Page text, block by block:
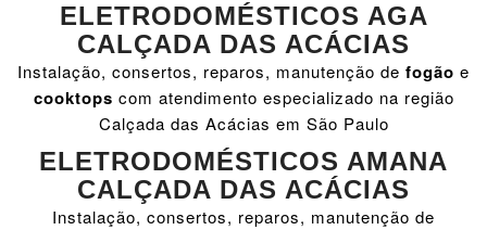
ELETRODOMÉSTICOS AGA
CALÇADA DAS ACÁCIAS
Instalação, consertos, reparos, manutenção de fogão e
cooktops com atendimento especializado na região
Calçada das Acácias em São Paulo
ELETRODOMÉSTICOS AMANA
CALÇADA DAS ACÁCIAS
Instalação, consertos, reparos, manutenção de